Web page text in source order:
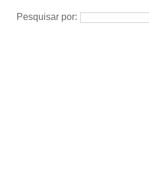
Pesquisar por: